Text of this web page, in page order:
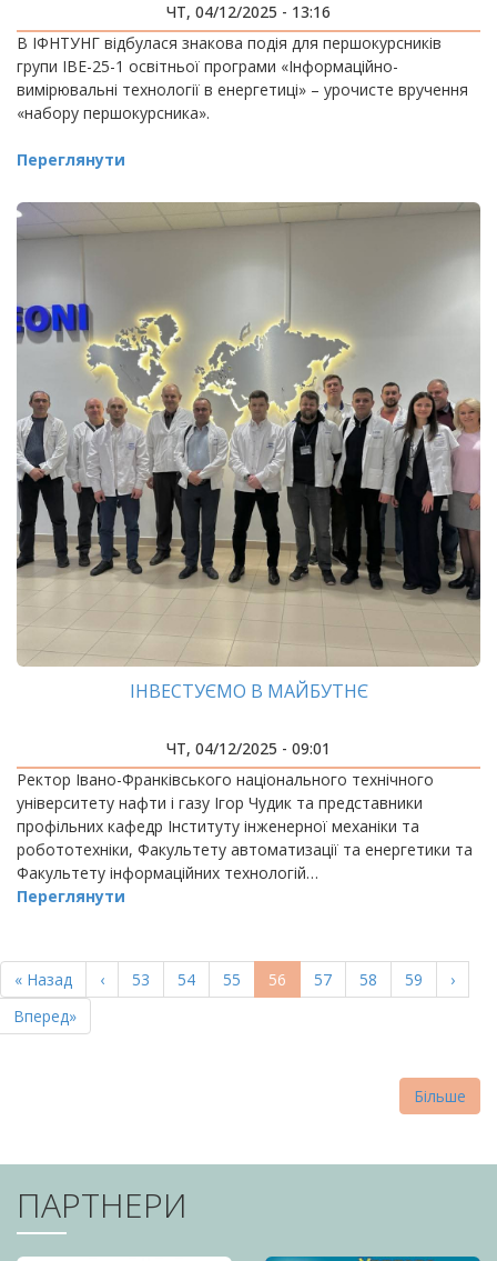
ЧТ, 04/12/2025 - 13:16
В ІФНТУНГ відбулася знакова подія для першокурсників
групи ІВЕ-25-1 освітньої програми «Інформаційно-
вимірювальні технології в енергетиці» – урочисте вручення
«набору першокурсника».
Переглянути
ІНВЕСТУЄМО В МАЙБУТНЄ
ЧТ, 04/12/2025 - 09:01
Ректор Івано-Франківського національного технічного
університету нафти і газу Ігор Чудик та представники
профільних кафедр Інституту інженерної механіки та
робототехніки, Факультету автоматизації та енергетики та
Факультету інформаційних технологій…
Переглянути
НА
СТОРІНКИ
Перша
сторінка
« Назад
Попередня
сторінка
‹ Page
53 Page
54 Page
55
Поточна
сторінка
56 Page
57 Page
58 Page
59
›
Остання
сторінка
Вперед»
Більше
ПАРТНЕРИ